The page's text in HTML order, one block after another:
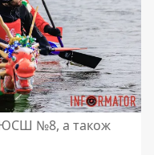
№8, а також